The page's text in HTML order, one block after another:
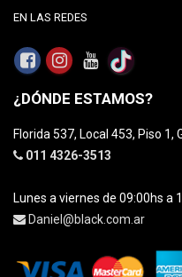
EN LAS REDES
¿DÓNDE ESTAMOS?
Florida 537, Local 453, Piso
011 4326-3513
Lunes a viernes de 09:00hs a
Daniel@black.com.ar